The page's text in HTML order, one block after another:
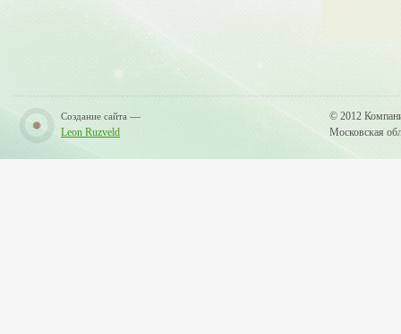
Создание сайта —
Leon Ruzveld
© 2012
Московская